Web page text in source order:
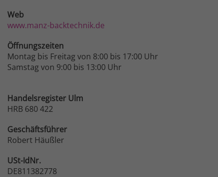
Web
www.manz-backtechnik.de
Öffnungszeiten
Montag bis Freitag von 8:00 bis 17:00 Uhr
Samstag von 9:00 bis 13:00 Uhr
Handelsregister Ulm
HRB 680 422
Geschäftsführer
Robert Häußler
USt-IdNr.
DE811382778